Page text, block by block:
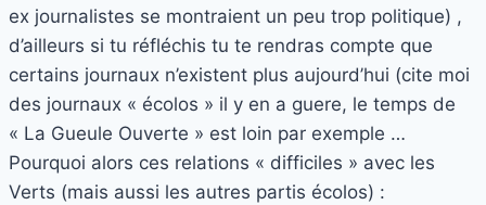
ex journalistes se montraient un peu trop politique) ,
d’ailleurs si tu réfléchis tu te rendras compte que
certains journaux n’existent plus aujourd’hui (cite moi
des journaux « écolos » il y en a guere, le temps de
« La Gueule Ouverte » est loin par exemple …
Pourquoi alors ces relations « difficiles » avec les
Verts (mais aussi les autres partis écolos) :